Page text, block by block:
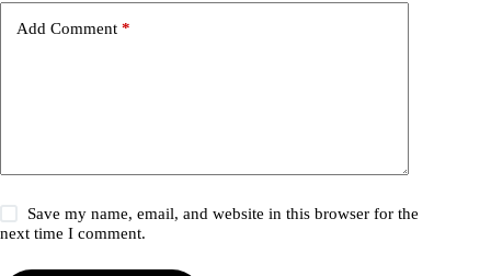
Add Comment *
Save my name, email, and website in this browser for the
next time I comment.